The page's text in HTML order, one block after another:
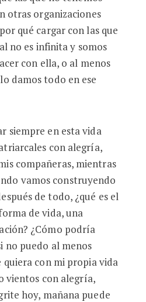
otras organizaciones
qué cargar con las que
no es infinita y somos
con ella, o al menos
damos todo en ese
siempre en esta vida
con alegría,
compañeras, mientras
vamos construyendo
de todo, ¿qué es el
de vida, una
¿Cómo podría
no puedo al menos
con mi propia vida
vientos con alegría,
hoy, mañana puede